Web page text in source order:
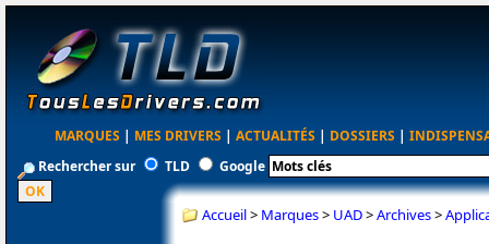
MARQUES | MES DRIVERS | ACTUALITÉS | DOSSIERS |
Rechercher sur
TLD Google
Accueil> Marques> UAD>Archives>